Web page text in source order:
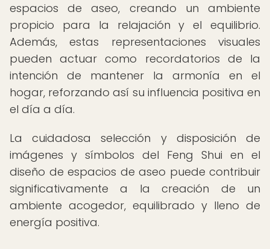
espacios de aseo, creando un ambiente
propicio para la relajación y el equilibrio.
Además, estas representaciones visuales
pueden actuar como recordatorios de la
intención de mantener la armonía en el
hogar, reforzando así su influencia positiva en
el día a día.
La cuidadosa selección y disposición de
imágenes y símbolos del Feng Shui en el
diseño de espacios de aseo puede contribuir
significativamente a la creación de un
ambiente acogedor, equilibrado y lleno de
energía positiva.